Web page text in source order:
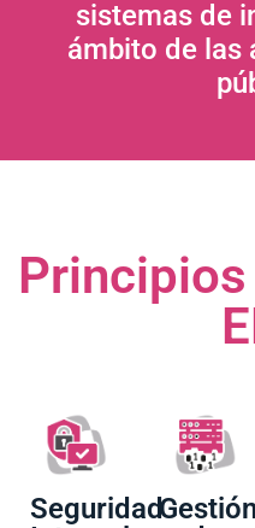
sistemas de
ámbito de las
SeguridadGestión